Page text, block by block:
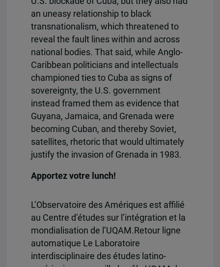
an uneasy relationship to black
transnationalism, which threatened to
reveal the fault lines within and across
national bodies. That said, while Anglo-
Caribbean politicians and intellectuals
championed ties to Cuba as signs of
sovereignty, the U.S. government
instead framed them as evidence that
Guyana, Jamaica, and Grenada were
becoming Cuban, and thereby Soviet,
satellites, rhetoric that would ultimately
justify the invasion of Grenada in 1983.
Apportez votre lunch!
L’Observatoire des Amériques est affilié
au Centre d’études sur l’intégration et la
mondialisation de l’UQAM.Retour ligne
automatique Le Laboratoire
interdisciplinaire des études latino-